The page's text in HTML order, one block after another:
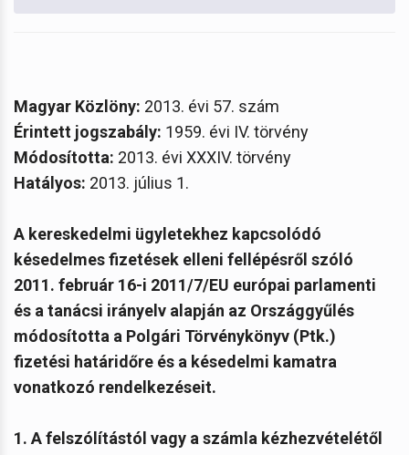
Magyar Közlöny: 2013. évi 57. szám
Érintett jogszabály: 1959. évi IV. törvény
Módosította: 2013. évi XXXIV. törvény
Hatályos: 2013. július 1.
A kereskedelmi ügyletekhez kapcsolódó
késedelmes fizetések elleni fellépésről szóló
2011. február 16-i 2011/7/EU európai parlamenti
és a tanácsi irányelv alapján az Országgyűlés
módosította a Polgári Törvénykönyv (Ptk.)
fizetési határidőre és a késedelmi kamatra
vonatkozó rendelkezéseit.
1. A felszólítástól vagy a számla kézhezvételétől